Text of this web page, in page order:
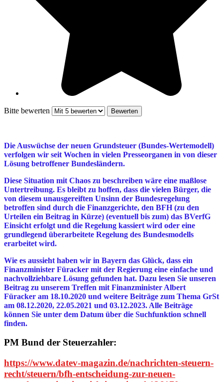
Bitte bewerten
Die Auswüchse der neuen Grundsteuer (Bundes-Wertemodell)
verfolgen wir seit Wochen in vielen Presseorganen in von dieser
Lösung betroffener Bundesländern.
Diese Situation mit Chaos zu beschreiben wäre eine maßlose
Untertreibung. Es bleibt zu hoffen, dass die vielen Bürger, die
von diesem unausgereiften Unsinn der Bundesregelung
betroffen sind durch die Finanzgerichte, den BFH (zu den
Urteilen ein Beitrag in Kürze) (eventuell bis zum) das BVerfG
Einsicht erfolgt und die Regelung kassiert wird oder eine
grundlegend überarbeitete Regelung des Bundesmodells
erarbeitet wird.
Wie es aussieht haben wir in Bayern das Glück, dass ein
Finanzminister Füracker mit der Regierung eine einfache und
nachvollziehbare Lösung gefunden hat. Dazu lesen Sie unseren
Beitrag zu unserem Treffen mit Finanzminister Albert
Füracker am 18.10.2020 und weitere Beiträge zum Thema GrSt
am 08.12.2020, 22.05.2021 und 03.12.2023. Alle Beiträge
können Sie unter dem Datum über die Suchfunktion schnell
finden.
PM Bund der Steuerzahler:
https://www.datev-magazin.de/nachrichten-steuern-
recht/steuern/bfh-entscheidung-zur-neuen-